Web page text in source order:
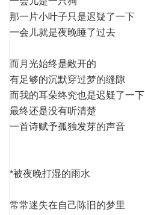
那一片小叶子只是迟疑了一下
一会儿就是夜晚睡了过去
而月光始终是敞开的
有足够的沉默穿过梦的缝隙
而我的耳朵终究也是迟疑了一下
最终还是没有听清楚
一首诗赋予孤独发芽的声音
*被夜晚打湿的雨水
常常迷失在自己陈旧的梦里